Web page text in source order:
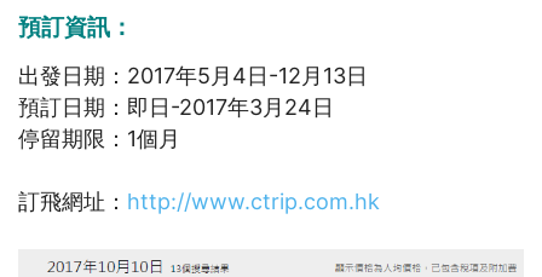
預訂資訊：
出發日期：2017年5月4日-12月13日
預訂日期：即日-2017年3月24日
停留期限：1個月
訂飛網址： http://www.ctrip.com.hk